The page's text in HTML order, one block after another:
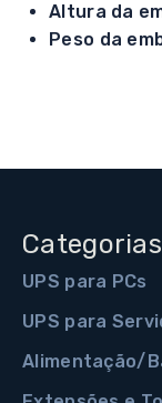
Altura da
Peso da
Categorias
UPS para PCs
UPS para
Alimentação/